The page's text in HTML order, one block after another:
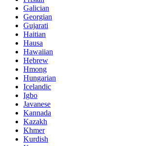
Galician
Georgian
Gujarati
Haitian
Hausa
Hawaiian
Hebrew
Hmong
Hungarian
Icelandic
Igbo
Javanese
Kannada
Kazakh
Khmer
Kurdish